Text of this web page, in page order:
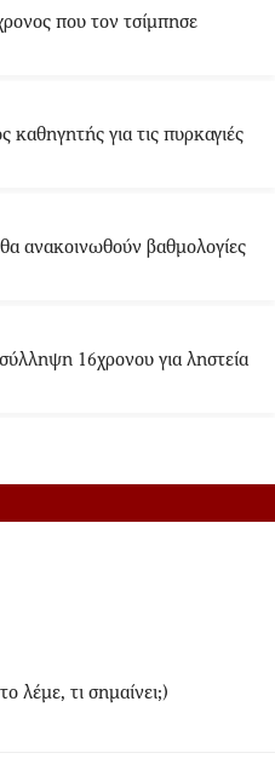
που τον τσίμπησε
καθηγητής για τις πυρκαγιές
ανακοινωθούν βαθμολογίες
16χρονου για ληστεία
Μετρό και του Τραμ λόγω
- Άρπαξαν
λέμε, τι σημαίνει;)